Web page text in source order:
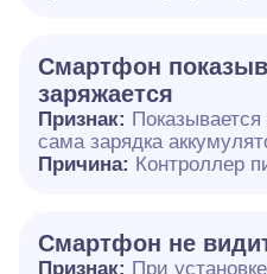
Смартфон
заряжается
Признак:
сама зарядка
Причина: Контроллер
Смартфон не
Признак: При